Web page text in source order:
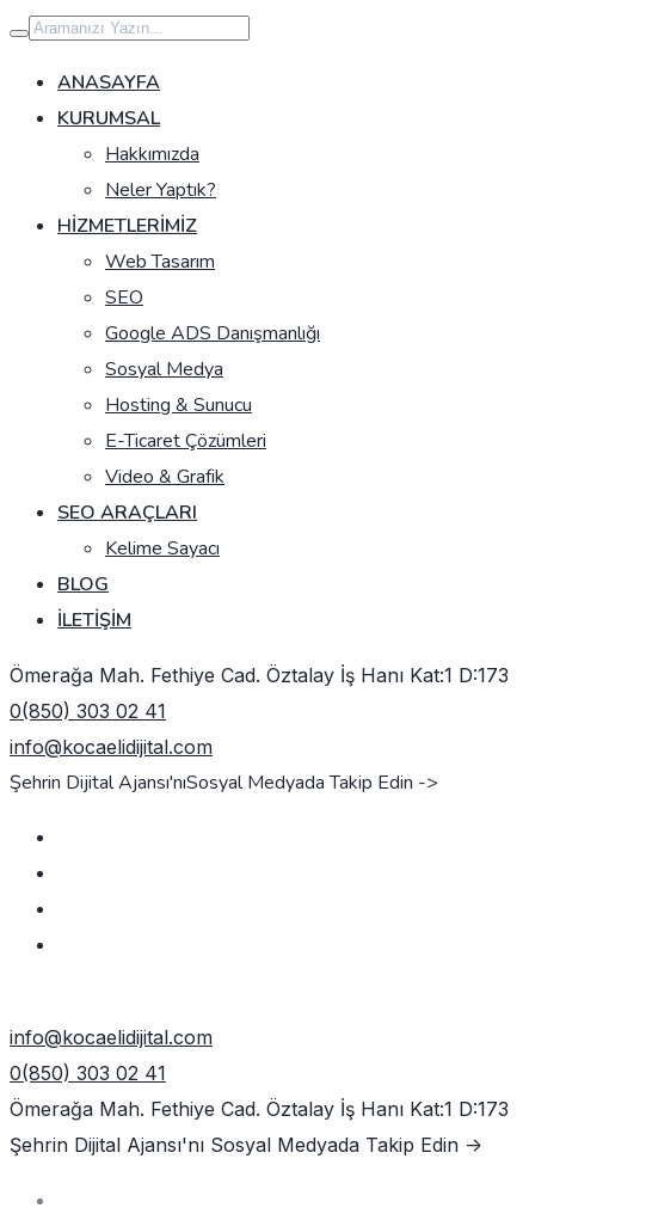
İçeriğe
geç
ANASAYFA
KURUMSAL
Hakkımızda
Neler Yaptık?
HIZMETLERIMIZ
Web Tasarım
SEO
Google ADS Danışmanlığı
Sosyal Medya
Hosting & Sunucu
E-Ticaret Çözümleri
Video & Grafik
SEO ARAÇLARI
Kelime Sayacı
BLOG
İLETIŞIM
Ömerağa Mah. Fethiye Cad. Öztalay İş Hanı Kat:1 D:173
0(850) 303 02 41
info@kocaelidijital.com
Şehrin Dijital Ajansı'nıSosyal Medyada Takip Edin ->
info@kocaelidijital.com
0(850) 303 02 41
Ömerağa Mah. Fethiye Cad. Öztalay İş Hanı Kat:1 D:173
Şehrin Dijital Ajansı'nı Sosyal Medyada Takip Edin ->